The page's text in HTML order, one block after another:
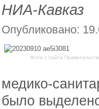
НИА-Кавказ
Опубликовано:
Фото с сайта
медико-
было